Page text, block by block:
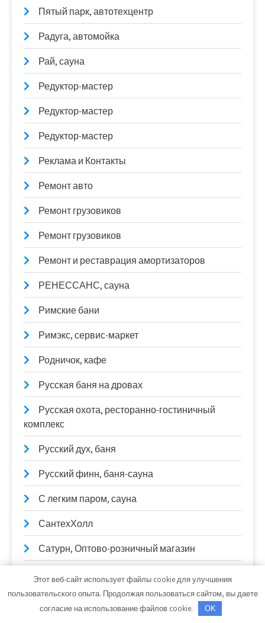
Пятый парк, автотехцентр
Радуга, автомойка
Рай, сауна
Редуктор-мастер
Редуктор-мастер
Редуктор-мастер
Реклама и Контакты
Ремонт авто
Ремонт грузовиков
Ремонт грузовиков
Ремонт и реставрация амортизаторов
РЕНЕССАНС, сауна
Римские бани
Римэкс, сервис-маркет
Родничок, кафе
Русская баня на дровах
Русская охота, ресторанно-гостиничный
комплекс
Русский дух, баня
Русский финн, баня-сауна
С легким паром, сауна
СантехХолл
Сатурн, Оптово-розничный магазин
Сауна на Илекской
Сауна, Сауна
Этот веб-сайт использует файлы cookie для улучшения
пользовательского опыта. Продолжая пользоваться сайтом, вы даете
согласие на использование файлов cookie.
OK